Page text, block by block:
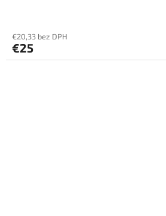
€20,33 bez DPH
€25